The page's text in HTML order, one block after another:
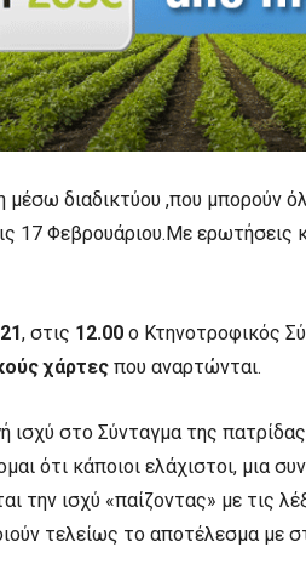
μέσω διαδικτύου ,που μπορούν
17 Φεβρουάριου.Με ερωτήσεις
, στις 12.00 ο Κτηνοτροφικός
χάρτες που αναρτώνται.
ισχύ στο Σύνταγμα της
ότι κάποιοι ελάχιστοι, μια
την ισχύ «παίζοντας» με τις
τελείως το αποτέλεσμα με